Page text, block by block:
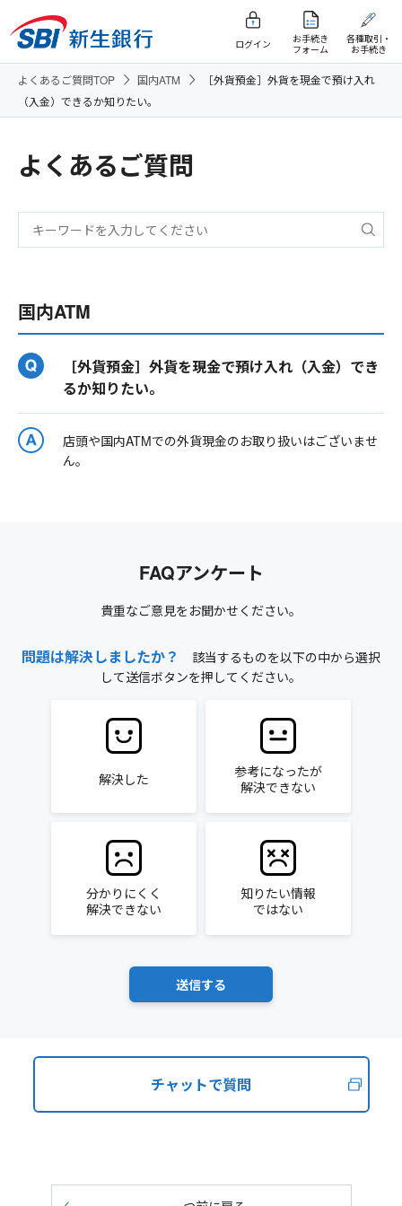
ログイン
お手続き
フォーム
各種取引・
お手続き
よくあるご質問TOP 国内ATM
［外貨預金］外貨を現金で預け入れ
（入金）できるか知りたい。
よくあるご質問
国内ATM
［外貨預金］外貨を現金で預け入れ（入金）でき
るか知りたい。
店頭や国内ATMでの外貨現金のお取り扱いはございませ
ん。
FAQアンケート
貴重なご意見をお聞かせください。
問題は解決しましたか？
該当するものを以下の中から選択
して送信ボタンを押してください。
解決した
参考になったが
解決できない
分かりにくく
解決できない
知りたい情報
ではない
チャットで質問